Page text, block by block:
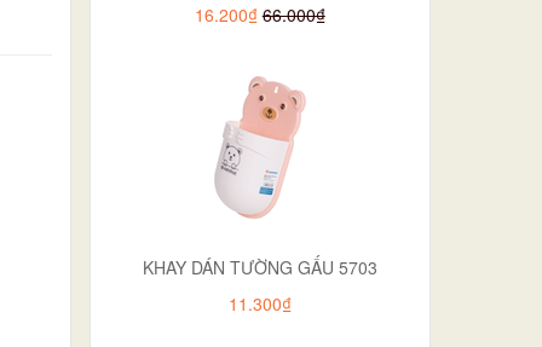
16.200₫ 66.000₫
KHAY DÁN TƯỜNG GẤU 5703
11.300₫